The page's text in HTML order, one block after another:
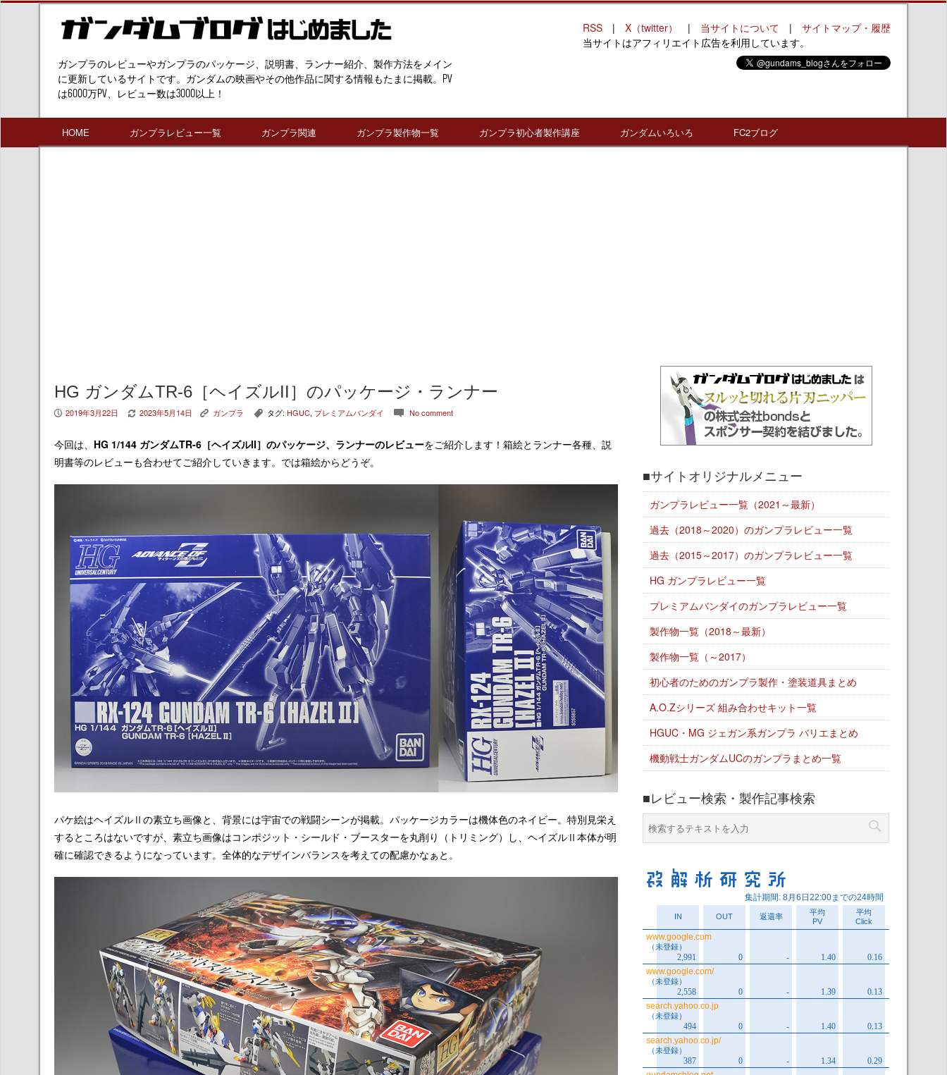
ガンプラのレビューやガンプラのパッケージ、説明書、ランナー紹介、製作方法をメイン
に更新しているサイトです。ガンダムの映画やその他作品に関する情報もたまに掲載。PV
は6000万PV、レビュー数は3000以上！
RSS | X（twitter） | 当サイトについて | サイトマップ・履歴
当サイトはアフィリエイト広告を利用しています。
HOME ガンプラレビュー一覧 ガンプラ関連 ガンプラ製作物一覧 ガンプラ初心者製作講座 ガンダムいろいろ FC2ブログ
HG ガンダムTR-6［ヘイズルII］のパッケージ・ランナー
P 2019年3月22日 V 2023年5月14日 K ガンプラ , タグ: HGUC, プレミアムバンダイ c No comment
今回は、 HG 1/144 ガンダムTR-6［ヘイズルII］ のパッケージ、ランナーのレビューをご紹介します！箱絵とランナー各種、説
明書等のレビューも合わせてご紹介していきます。では箱絵からどうぞ。
パケ絵はヘイズルⅡの素立ち画像と、背景には宇宙での戦闘シーンが掲載。パッケージカラーは機体色のネイビー。特別見栄え
するところはないですが、素立ち画像はコンポジット・シールド・ブースターを丸削り（トリミング）し、ヘイズルⅡ本体が明
確に確認できるようになっています。全体的なデザインバランスを考えての配慮かなぁと。
■サイトオリジナルメニュー
ガンプラレビュー一覧（2021～最新）
過去（2018～2020）のガンプラレビュー一覧
過去（2015～2017）のガンプラレビュー一覧
HG ガンプラレビュー一覧
プレミアムバンダイのガンプラレビュー一覧
製作物一覧（2018～最新）
製作物一覧（～2017）
初心者のためのガンプラ製作・塗装道具まとめ
A.O.Zシリーズ 組み合わせキット一覧
HGUC・MG ジェガン系ガンプラ バリエまとめ
機動戦士ガンダムUCのガンプラまとめ一覧
■レビュー検索・製作記事検索